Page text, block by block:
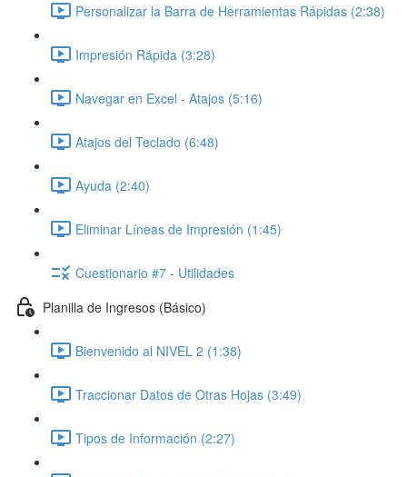
Personalizar la Barra de Herramientas Rápidas (2:38)
Impresión Rápida (3:28)
Navegar en Excel - Atajos (5:16)
Atajos del Teclado (6:48)
Ayuda (2:40)
Eliminar Líneas de Impresión (1:45)
Cuestionario #7 - Utilidades
Planilla de Ingresos (Básico)
Bienvenido al NIVEL 2 (1:38)
Traccionar Datos de Otras Hojas (3:49)
Tipos de Información (2:27)